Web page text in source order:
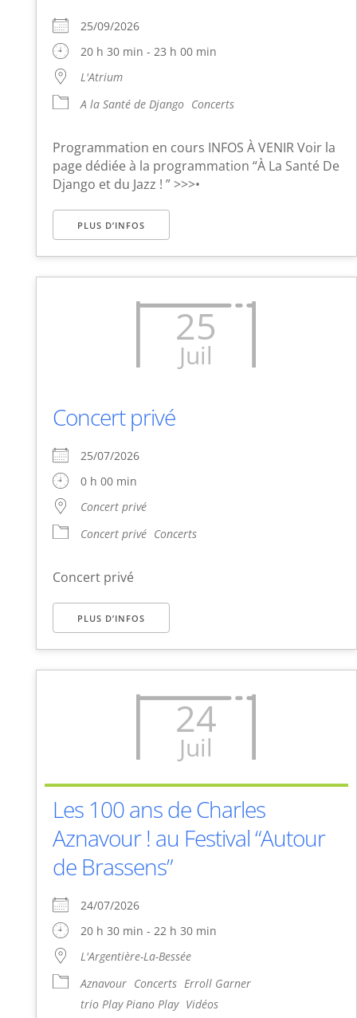
25/09/2026
20 h 30 min - 23 h 00 min
L'Atrium
A la Santé de Django Concerts
Programmation en cours INFOS À VENIR Voir la
page dédiée à la programmation “À La Santé De
Django et du Jazz ! ” >>>•
PLUS D’INFOS
25
Juil
Concert privé
25/07/2026
0 h 00 min
Concert privé
Concert privé Concerts
Concert privé
PLUS D’INFOS
24
Juil
Les 100 ans de Charles
Aznavour ! au Festival “Autour
de Brassens”
24/07/2026
20 h 30 min - 22 h 30 min
L'Argentière-La-Bessée
Aznavour Concerts Erroll Garner
trio Play Piano Play Vidéos